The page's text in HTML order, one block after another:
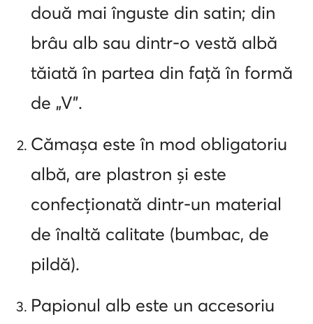
două mai înguste din satin; din
brâu alb sau dintr-o vestă albă
tăiată în partea din față în formă
de „V”.
Cămașa este în mod obligatoriu
albă, are plastron și este
confecționată dintr-un material
de înaltă calitate (bumbac, de
pildă).
Papionul alb este un accesoriu